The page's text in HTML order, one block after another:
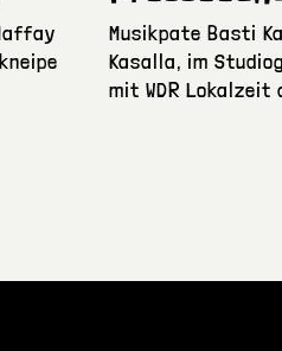
Musikpate Basti
Kasalla, im
mit WDR Lokalzeit